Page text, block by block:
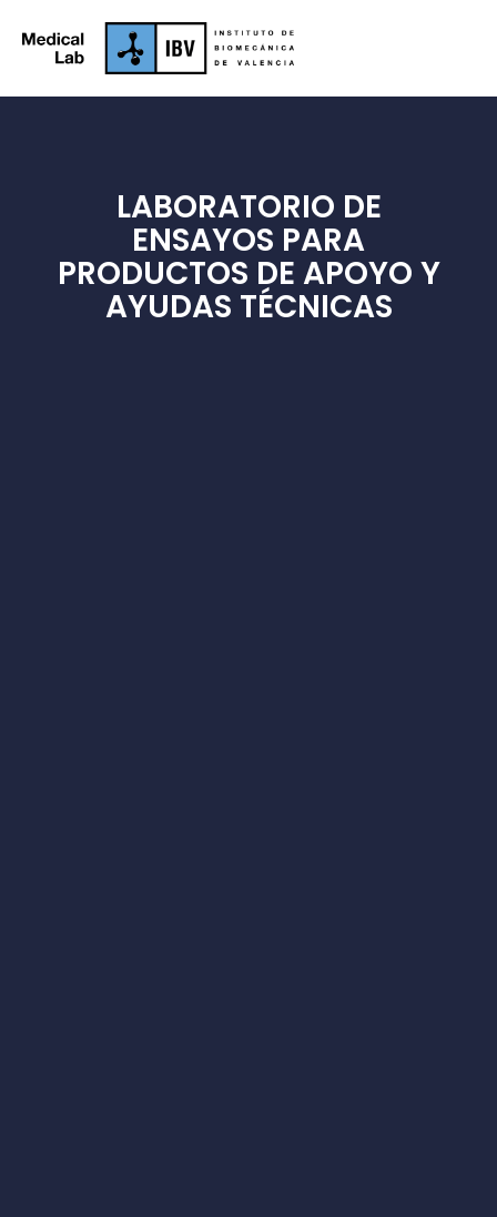
LABORATORIO DE
ENSAYOS PARA
PRODUCTOS DE APOYO Y
AYUDAS TÉCNICAS